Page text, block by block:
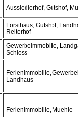
Aussiedlerhof, Gutshof,
Forsthaus, Gutshof,
Reiterhof
Gewerbeimmobilie,
Schloss
Ferienimmobilie,
Landhaus
Ferienimmobilie, Muehle